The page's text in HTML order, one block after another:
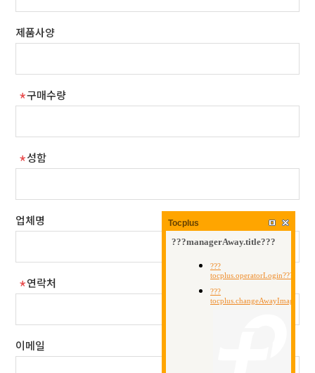
제품사양
구매수량
성함
업체명
연락처
이메일
Tocplus